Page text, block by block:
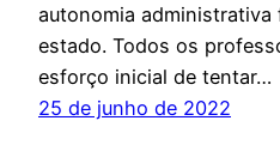
autonomia
estado. Todos os
esforço inicial de tentar…
25 de junho de 2022